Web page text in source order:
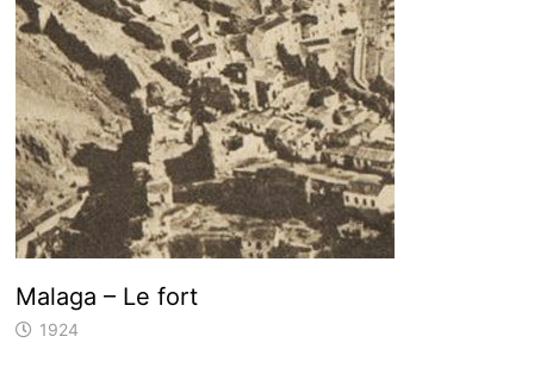
Malaga – Le fort
1924